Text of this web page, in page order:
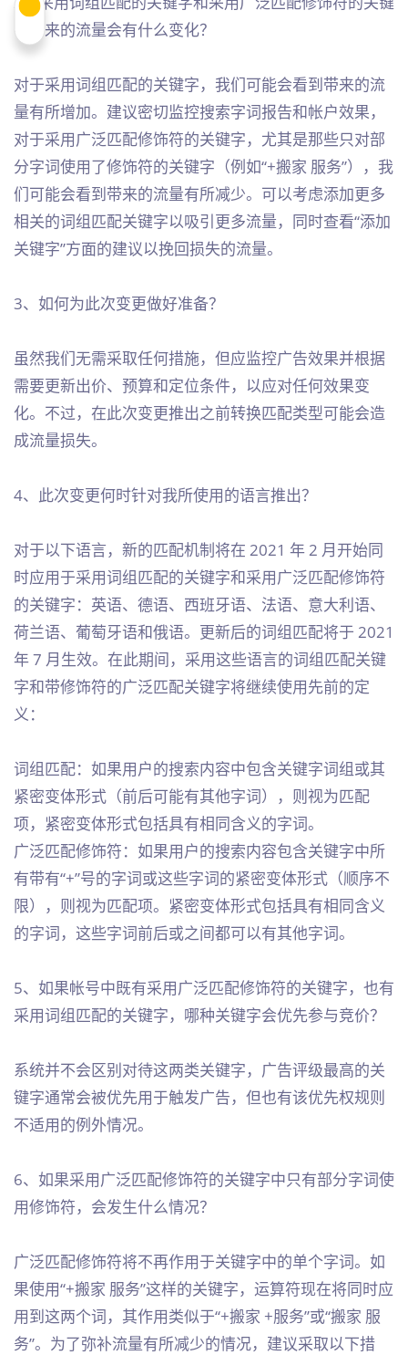
字带来的流量会有什么变化？
对于采用词组匹配的关键字，我们可能会看到带来的流
量有所增加。建议密切监控搜索字词报告和帐户效果，
对于采用广泛匹配修饰符的关键字，尤其是那些只对部
分字词使用了修饰符的关键字（例如“+搬家 服务”），我
们可能会看到带来的流量有所减少。可以考虑添加更多
相关的词组匹配关键字以吸引更多流量，同时查看“添加
关键字”方面的建议以挽回损失的流量。
3、如何为此次变更做好准备？
虽然我们无需采取任何措施，但应监控广告效果并根据
需要更新出价、预算和定位条件，以应对任何效果变
化。不过，在此次变更推出之前转换匹配类型可能会造
成流量损失。
4、此次变更何时针对我所使用的语言推出？
对于以下语言，新的匹配机制将在 2021 年 2 月开始同
时应用于采用词组匹配的关键字和采用广泛匹配修饰符
的关键字：英语、德语、西班牙语、法语、意大利语、
荷兰语、葡萄牙语和俄语。更新后的词组匹配将于 2021
年 7 月生效。在此期间，采用这些语言的词组匹配关键
字和带修饰符的广泛匹配关键字将继续使用先前的定
义：
词组匹配：如果用户的搜索内容中包含关键字词组或其
紧密变体形式（前后可能有其他字词），则视为匹配
项，紧密变体形式包括具有相同含义的字词。
广泛匹配修饰符：如果用户的搜索内容包含关键字中所
有带有“+”号的字词或这些字词的紧密变体形式（顺序不
限），则视为匹配项。紧密变体形式包括具有相同含义
的字词，这些字词前后或之间都可以有其他字词。
5、如果帐号中既有采用广泛匹配修饰符的关键字，也有
采用词组匹配的关键字，哪种关键字会优先参与竞价？
系统并不会区别对待这两类关键字，广告评级最高的关
键字通常会被优先用于触发广告，但也有该优先权规则
不适用的例外情况。
6、如果采用广泛匹配修饰符的关键字中只有部分字词使
用修饰符，会发生什么情况？
广泛匹配修饰符将不再作用于关键字中的单个字词。如
果使用“+搬家 服务”这样的关键字，运算符现在将同时应
用到这两个词，其作用类似于“+搬家 +服务”或“搬家 服
务”。为了弥补流量有所减少的情况，建议采取以下措